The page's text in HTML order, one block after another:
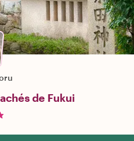
de Fukui